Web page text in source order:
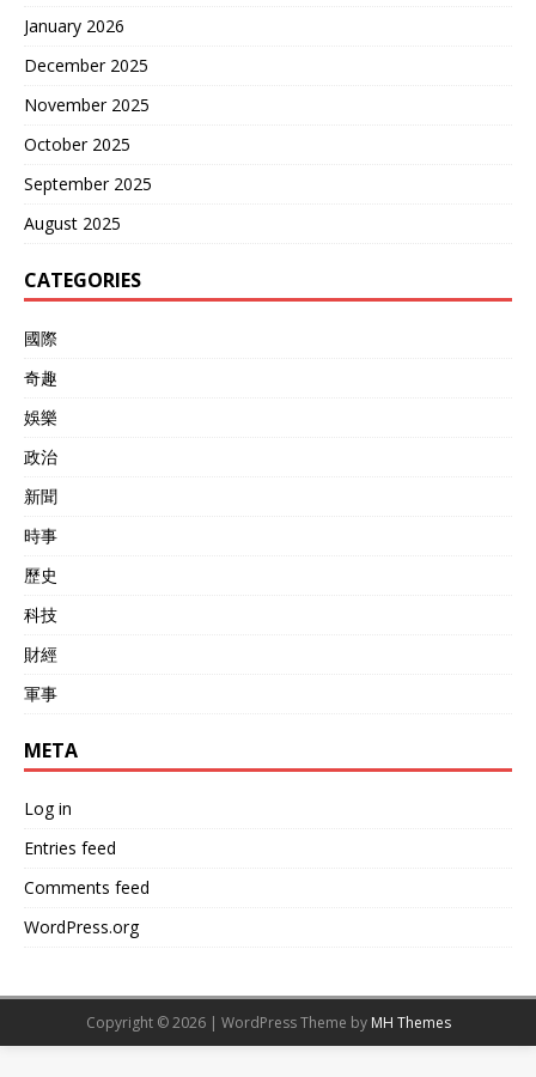
January 2026
December 2025
November 2025
October 2025
September 2025
August 2025
CATEGORIES
國際
奇趣
娛樂
政治
新聞
時事
歷史
科技
財經
軍事
META
Log in
Entries feed
Comments feed
WordPress.org
Copyright © 2026 | WordPress Theme by MH Themes